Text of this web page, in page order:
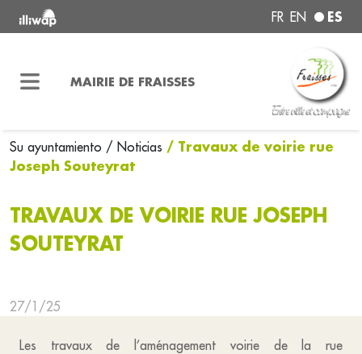
FR EN ES
MAIRIE DE FRAISSES
Su ayuntamiento / Noticias / Travaux de voirie rue
Joseph Souteyrat
TRAVAUX DE VOIRIE RUE JOSEPH
SOUTEYRAT
27/1/25
Les travaux de l’aménagement voirie de la rue